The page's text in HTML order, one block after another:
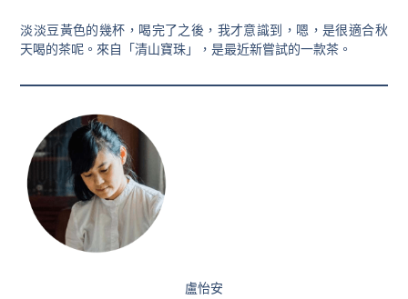
淡淡豆黃色的幾杯，喝完了之後，我才意識到，嗯，是很適合秋
天喝的茶呢。來自「清山寶珠」，是最近新嘗試的一款茶。
盧怡安